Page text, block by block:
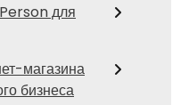
для
магазина
бизнеса